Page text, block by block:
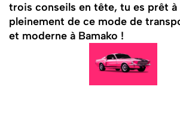
trois conseils en tête, tu es prêt
pleinement de ce mode de
et moderne à Bamako !